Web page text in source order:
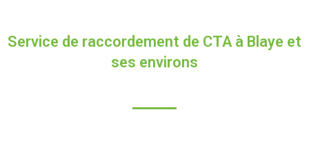
Service de raccordement de CTA à Blaye et
ses environs